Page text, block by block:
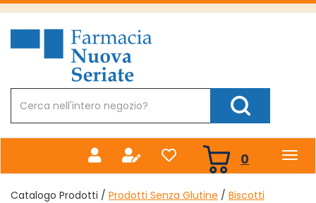
Passa
principale
Farmacia
Nuova
Prodotto
Cerca Prodotto
0 prodotti
inseriti
Catalogo Prodotti / Prodotti Senza Glutine / Biscotti